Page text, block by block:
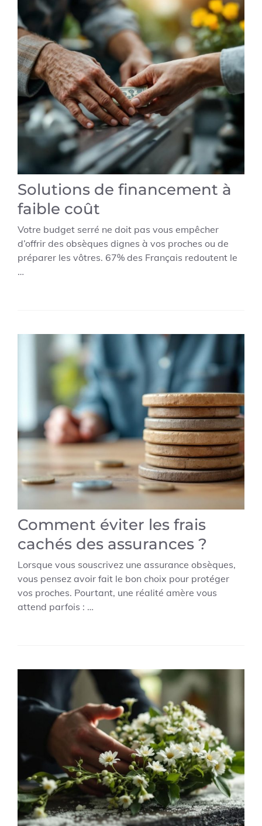
Solutions de financement à
faible coût
Votre budget serré ne doit pas vous empêcher
d’offrir des obsèques dignes à vos proches ou de
préparer les vôtres. 67% des Français redoutent le
…
Comment éviter les frais
cachés des assurances ?
Lorsque vous souscrivez une assurance obsèques,
vous pensez avoir fait le bon choix pour protéger
vos proches. Pourtant, une réalité amère vous
attend parfois : …